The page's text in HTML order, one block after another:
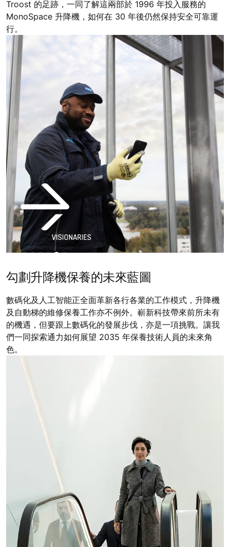
Troost 的足跡，一同了解這兩部於 1996 年投入服務的
MonoSpace 升降機，如何在 30 年後仍然保持安全可靠運
行。
勾劃升降機保養的未來藍圖
數碼化及人工智能正全面革新各行各業的工作模式，升降機
及自動梯的維修保養工作亦不例外。嶄新科技帶來前所未有
的機遇，但要跟上數碼化的發展步伐，亦是一項挑戰。讓我
們一同探索通力如何展望 2035 年保養技術人員的未來角
色。